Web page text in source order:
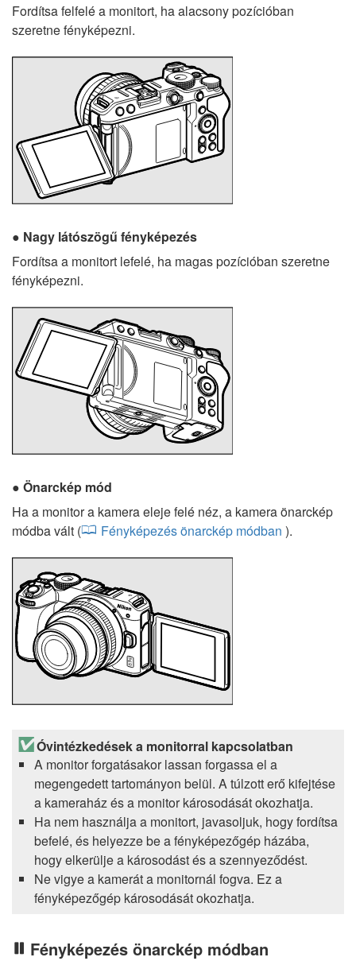
Fordítsa felfelé a monitort, ha alacsony pozícióban
szeretne fényképezni.
Nagy látószögű fényképezés
Fordítsa a monitort lefelé, ha magas pozícióban szeretne
fényképezni.
Önarckép mód
Ha a monitor a kamera eleje felé néz, a kamera önarckép
módba vált (
Fényképezés önarckép módban ).
Óvintézkedések a monitorral kapcsolatban
A monitor forgatásakor lassan forgassa el a
megengedett tartományon belül. A túlzott erő kifejtése
a kameraház és a monitor károsodását okozhatja.
Ha nem használja a monitort, javasoljuk, hogy fordítsa
befelé, és helyezze be a fényképezőgép házába,
hogy elkerülje a károsodást és a szennyeződést.
Ne vigye a kamerát a monitornál fogva. Ez a
fényképezőgép károsodását okozhatja.
Fényképezés önarckép módban